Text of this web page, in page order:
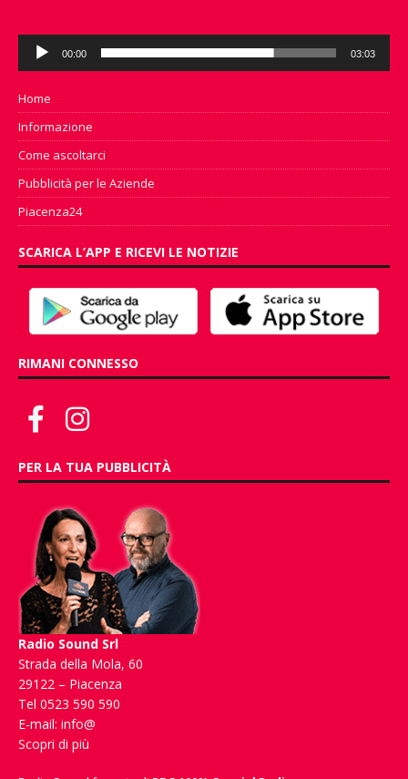
Audio
Player
00:00 03:03
Home
Informazione
Come ascoltarci
Pubblicità per le Aziende
Piacenza24
SCARICA L’APP E RICEVI LE NOTIZIE
RIMANI CONNESSO
PER LA TUA PUBBLICITÀ
Radio Sound Srl
Strada della Mola, 60
29122 – Piacenza
Tel 0523 590 590
E-mail: info@
Scopri di più